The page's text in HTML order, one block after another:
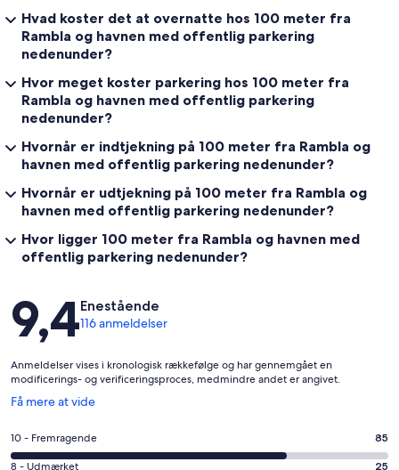
Hvad koster det at overnatte hos 100 meter fra
Rambla og havnen med offentlig parkering
nedenunder?
Hvor meget koster parkering hos 100 meter fra
Rambla og havnen med offentlig parkering
nedenunder?
Hvornår er indtjekning på 100 meter fra Rambla og
havnen med offentlig parkering nedenunder?
Hvornår er udtjekning på 100 meter fra Rambla og
havnen med offentlig parkering nedenunder?
Hvor ligger 100 meter fra Rambla og havnen med
offentlig parkering nedenunder?
Anmeldelser
9,4Enestående
116 anmeldelser
Anmeldelser vises i kronologisk rækkefølge og har gennemgået en
modificerings- og verificeringsproces, medmindre andet er angivet.
Få mere at vide
Åbner
et
nyt
vindue
Bedømmelse
på
10 - Fremragende 85
8 - Udmærket 25